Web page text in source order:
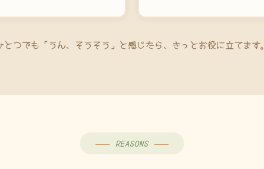
とつでも「うん、そうそう」と感じたら、きっとお役に立てます。
REASONS